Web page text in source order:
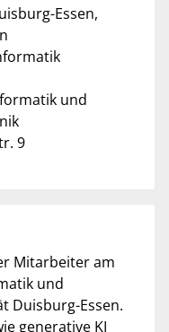
Essen,
und
9
Mitarbeiter am
und
Duisburg-Essen.
generative KI